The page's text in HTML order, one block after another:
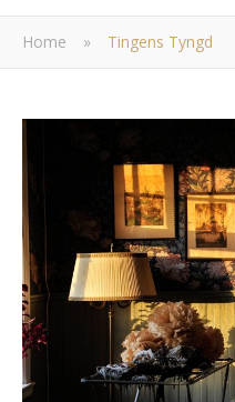
Home » Tingens Tyngd